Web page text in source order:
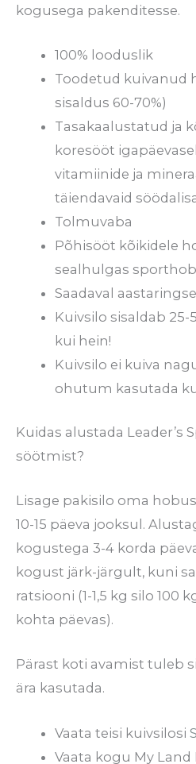
kogusega pakenditesse.
100% looduslik
Toodetud kuivanud
sisaldus 60-70%)
Tasakaalustatud ja
koresööt
vitamiinide ja
täiendavaid
Tolmuvaba
Põhisööt kõikidele
sealhulgas
Saadaval
Kuivsilo sisaldab
kui hein!
Kuivsilo ei kuiva
ohutum kasutada
Kuidas alustada Leader’s
söötmist?
Lisage pakisilo oma
10-15 päeva jooksul.
kogustega 3-4 korda
kogust järk-järgult, kuni
ratsiooni (1-1,5 kg silo 100
kohta päevas).
Pärast koti avamist tuleb
ära kasutada.
Vaata teisi kuivsilosi
Vaata kogu My